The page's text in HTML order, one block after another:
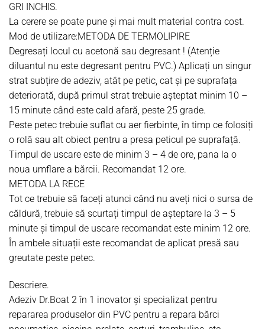
GRI INCHIS.
La cerere se poate pune și mai mult material contra cost.
Mod de utilizare:METODA DE TERMOLIPIRE
Degresați locul cu acetonă sau degresant ! (Atenție
diluantul nu este degresant pentru PVC.) Aplicați un singur
strat subțire de adeziv, atât pe petic, cat și pe suprafața
deteriorată, după primul strat trebuie așteptat minim 10 –
15 minute când este cald afară, peste 25 grade.
Peste petec trebuie suflat cu aer fierbinte, în timp ce folosiți
o rolă sau alt obiect pentru a presa peticul pe suprafață.
Timpul de uscare este de minim 3 – 4 de ore, pana la o
noua umflare a bărcii. Recomandat 12 ore.
METODA LA RECE
Tot ce trebuie să faceți atunci când nu aveți nici o sursa de
căldură, trebuie să scurtați timpul de așteptare la 3 – 5
minute și timpul de uscare recomandat este minim 12 ore.
În ambele situații este recomandat de aplicat presă sau
greutate peste petec.
Descriere.
Adeziv Dr.Boat 2 în 1 inovator și specializat pentru
repararea produselor din PVC pentru a repara bărci